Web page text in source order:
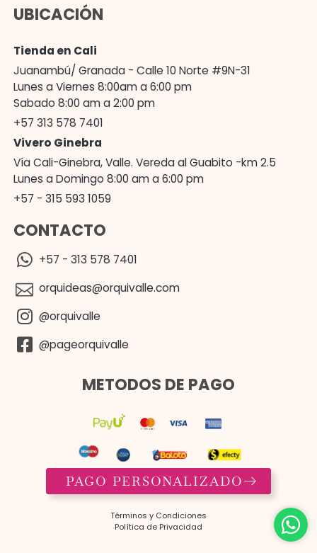
UBICACIÓN
Tienda en Cali
Juanambú/ Granada - Calle 10 Norte #9N-31
Lunes a Viernes 8:00am a 6:00 pm
Sabado 8:00 am a 2:00 pm
+57 313 578 7401
Vivero Ginebra
Vía Cali-Ginebra, Valle. Vereda al Guabito -km 2.5
Lunes a Domingo 8:00 am a 6:00 pm
+57 - 315 593 1059
CONTACTO
+57 - 313 578 7401
orquideas@orquivalle.com
@orquivalle
@pageorquivalle
METODOS DE PAGO
PAGO PERSONALIZADO
Términos y Condiciones​
Política de Privacidad